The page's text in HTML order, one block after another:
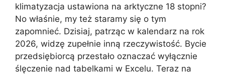
klimatyzacja ustawiona na arktyczne 18 stopni?
No właśnie, my też staramy się o tym
zapomnieć. Dzisiaj, patrząc w kalendarz na rok
2026, widzę zupełnie inną rzeczywistość. Bycie
przedsiębiorcą przestało oznaczać wyłącznie
ślęczenie nad tabelkami w Excelu. Teraz na